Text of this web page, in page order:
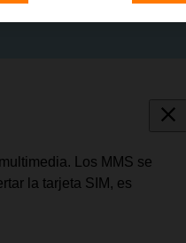
Los MMS se
la tarjeta SIM, es